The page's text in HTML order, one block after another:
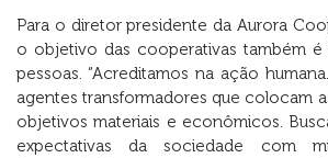
Para o diretor presidente da Aurora
o objetivo das cooperativas também é
pessoas. “Acreditamos na ação
agentes transformadores que colocam
objetivos materiais e econômicos.
expectativas da sociedade com